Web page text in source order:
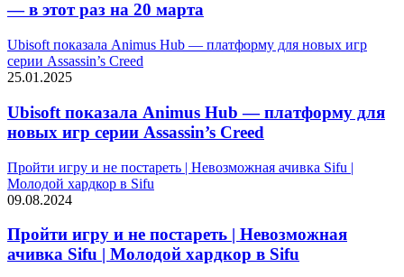
— в этот раз на 20 марта
Ubisoft показала Animus Hub — платформу для новых игр
серии Assassin’s Creed
25.01.2025
Ubisoft показала Animus Hub — платформу для
новых игр серии Assassin’s Creed
Пройти игру и не постареть | Невозможная ачивка Sifu |
Молодой хардкор в Sifu
09.08.2024
Пройти игру и не постареть | Невозможная
ачивка Sifu | Молодой хардкор в Sifu